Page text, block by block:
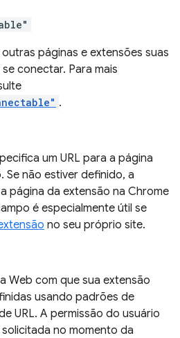
páginas e extensões suas
conectar. Para mais
.
um URL para a página
Se não estiver definido, a
página da extensão na Chrome
é especialmente útil se
no seu próprio site.
Web com que sua extensão
usando padrões de
URL. A permissão do usuário
no momento da